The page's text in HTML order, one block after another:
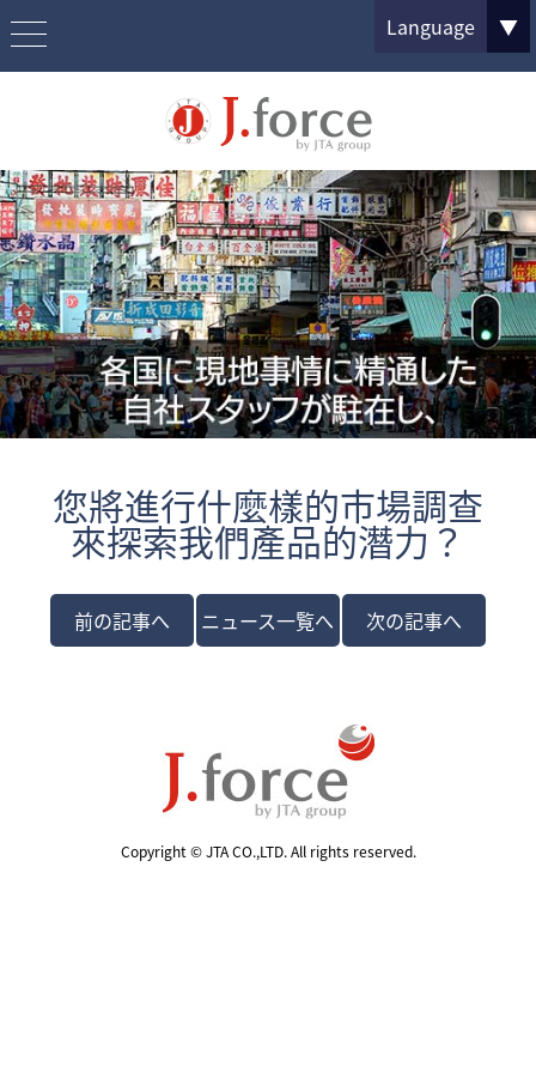
Language ▼
您將進行什麼樣的市場調查
來探索我們產品的潛力？
前の記事へ ニュース一覧へ 次の記事へ
Copyright © JTA CO.,LTD. All rights reserved.